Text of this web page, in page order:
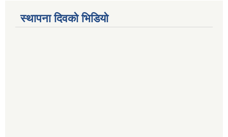
स्थापना दिवको भिडियो